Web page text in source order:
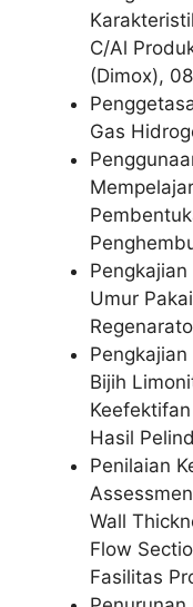
C/Al
(Dimox), 08
Gas
Pengkajian
Umur
Bijih
Hasil
Penilaian
Wall
Flow
Fasilitas